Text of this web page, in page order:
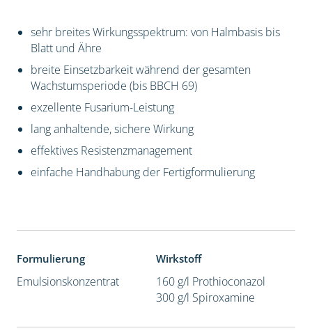
sehr breites Wirkungsspektrum: von Halmbasis bis
Blatt und Ähre
breite Einsetzbarkeit während der gesamten
Wachstumsperiode (bis BBCH 69)
exzellente Fusarium-Leistung
lang anhaltende, sichere Wirkung
effektives Resistenzmanagement
einfache Handhabung der Fertigformulierung
Formulierung
Emulsionskonzentrat
Wirkstoff
160 g/l Prothioconazol
300 g/l Spiroxamine